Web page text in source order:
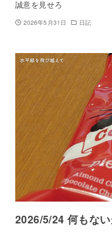
誠意を見せろ
2026年5月31日 日記
2026/5/24 何もない